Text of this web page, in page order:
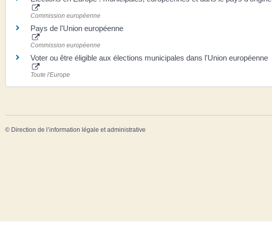
Commission européenne
Pays de l'Union européenne
Commission européenne
Voter ou être éligible aux élections municipales dans l'Union européenne
Toute l'Europe
© Direction de l’information légale et administrative